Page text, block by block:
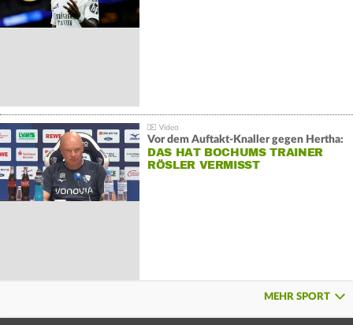
Vor dem Auftakt-Knaller gegen Hertha:
DAS HAT BOCHUMS TRAINER
RÖSLER VERMISST
MEHR SPORT